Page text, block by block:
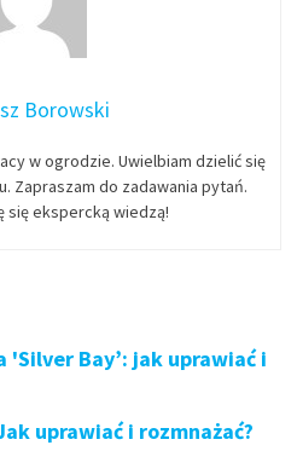
Borowski
w ogrodzie. Uwielbiam dzielić się
Zapraszam do zadawania pytań.
się ekspercką wiedzą!
'Silver Bay’: jak uprawiać i
uprawiać i rozmnażać?